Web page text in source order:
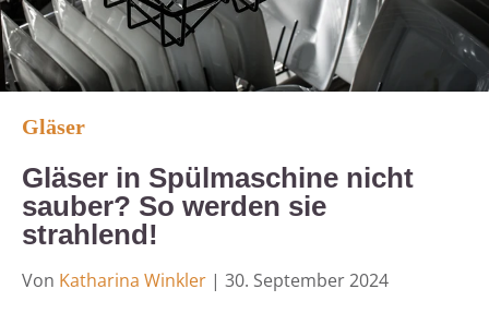
Gläser
Gläser in Spülmaschine nicht
sauber? So werden sie
strahlend!
Von Katharina Winkler | 30. September 2024